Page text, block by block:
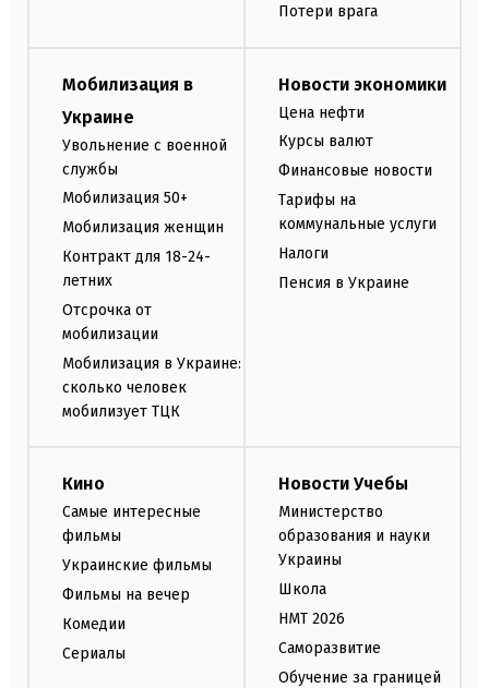
Потери врага
Мобилизация в
Украине
Увольнение с военной
службы
Мобилизация 50+
Мобилизация женщин
Контракт для 18-24-
летних
Отсрочка от
мобилизации
Мобилизация в Украине:
сколько человек
мобилизует ТЦК
Новости экономики
Цена нефти
Курсы валют
Финансовые новости
Тарифы на
коммунальные услуги
Налоги
Пенсия в Украине
Кино
Самые интересные
фильмы
Украинские фильмы
Фильмы на вечер
Комедии
Сериалы
Новости Учебы
Министерство
образования и науки
Украины
Школа
НМТ 2026
Саморазвитие
Обучение за границей